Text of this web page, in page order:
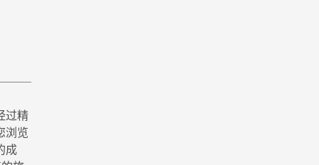
过精
浏览
成